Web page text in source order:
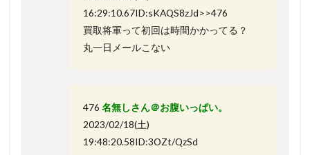
16:29:10.67ID:sKAQS8zJd>>476
買取将軍って初回は時間かかってる？
丸一日メールこない
476 名無しさん＠お腹いっぱい。
2023/02/18(土)
19:48:20.58ID:3OZt/QzSd